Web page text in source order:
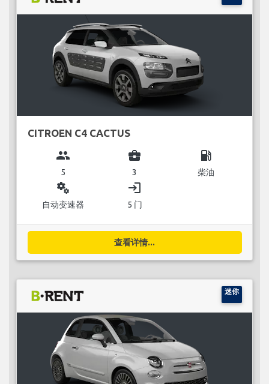
CITROEN C4 CACTUS
group
5
business_center
3
local_gas_station
柴油
miscellaneous_services
自动变速器
login
5 门
查看详情...
迷你